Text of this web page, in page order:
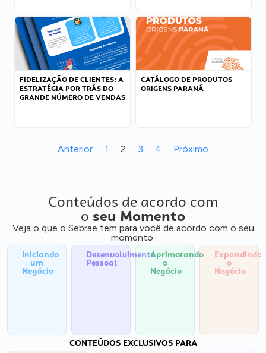
FIDELIZAÇÃO DE CLIENTES: A
ESTRATÉGIA POR TRÁS DO
GRANDE NÚMERO DE VENDAS
CATÁLOGO DE PRODUTOS
ORIGENS PARANÁ
Anterior 1 2 3 4 Próximo
Conteúdos de acordo com
o seu Momento
Veja o que o Sebrae tem para você de acordo com o seu
momento:
Iniciando
um
Negócio
Desenvolvimento
Pessoal
Aprimorando
o
Negócio
Expandindo
o
Negócio
CONTEÚDOS EXCLUSIVOS PARA